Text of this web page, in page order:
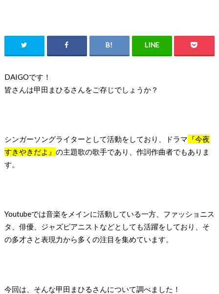
DAIGOです！
皆さんは甲田まひるさんをご存じでしょうか？
シンガーソングライターとして活動をしており、ドラマ 『今夜
すきやきだよ』 の主題歌の歌手であり、作詞作曲者でもありま
す。
Youtubeでは音楽をメインに活動している一方、ファッショニス
タ、俳優、ジャズピアニストなどとしても活躍をしており、そ
の多才さと表現力から多くの注目を集めています。
今回は、そんな甲田まひるさんについて調べました！